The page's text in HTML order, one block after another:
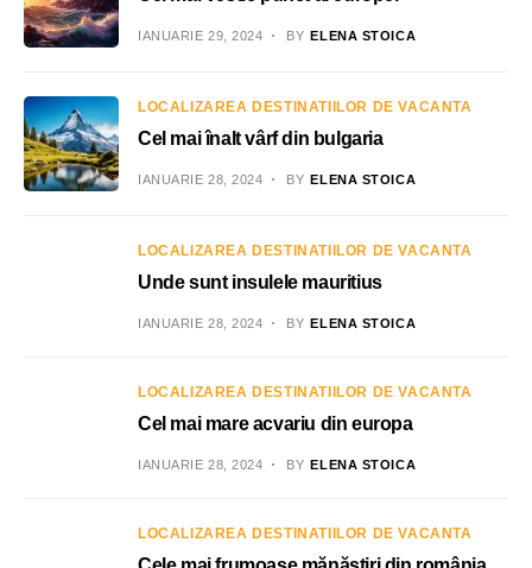
IANUARIE 29, 2024 BY ELENA STOICA
LOCALIZAREA DESTINATIILOR DE VACANTA
Cel mai înalt vârf din bulgaria
IANUARIE 28, 2024 BY ELENA STOICA
LOCALIZAREA DESTINATIILOR DE VACANTA
Unde sunt insulele mauritius
IANUARIE 28, 2024 BY ELENA STOICA
LOCALIZAREA DESTINATIILOR DE VACANTA
Cel mai mare acvariu din europa
IANUARIE 28, 2024 BY ELENA STOICA
LOCALIZAREA DESTINATIILOR DE VACANTA